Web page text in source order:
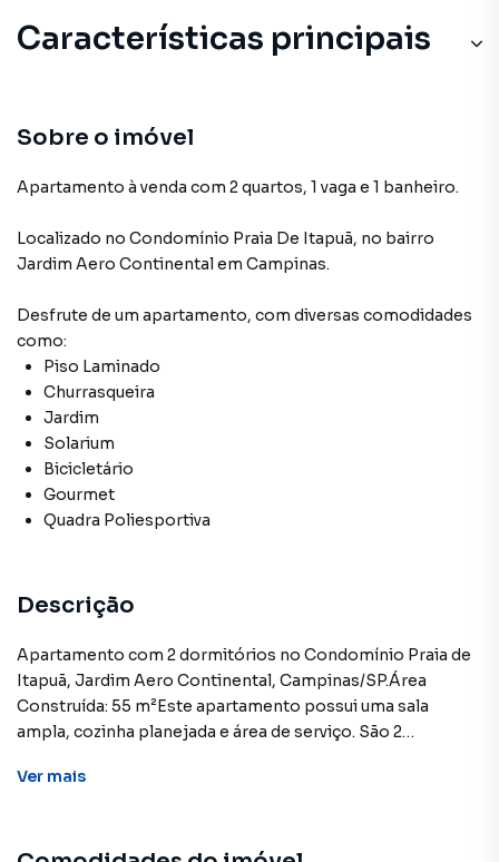
Características principais
Sobre o imóvel
Apartamento à venda com 2 quartos, 1 vaga e 1 banheiro.
Localizado no Condomínio Praia De Itapuã, no bairro
Jardim Aero Continentalem Campinas.
Desfrute de um apartamento, com diversas comodidades
como:
Piso Laminado
Churrasqueira
Jardim
Solarium
Bicicletário
Gourmet
Quadra Poliesportiva
Descrição
Apartamento com 2 dormitórios no Condomínio Praia de
Itapuã, Jardim Aero Continental, Campinas/SP.Área
Construída: 55 m²Este apartamento possui uma sala
ampla, cozinha planejada e área de serviço. São 2
conta com 1 vaga de garagem. O condomínio oferece lazer
Ver mais